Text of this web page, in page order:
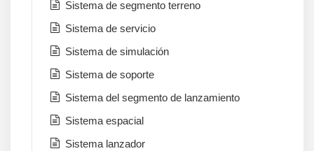
Sistema de segmento terreno
Sistema de servicio
Sistema de simulación
Sistema de soporte
Sistema del segmento de lanzamiento
Sistema espacial
Sistema lanzador